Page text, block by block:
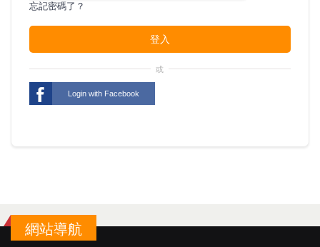
忘記密碼了？
登入
或
Login with Facebook
網站導航